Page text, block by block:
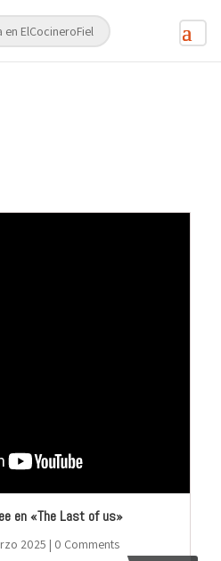
en «The Last of us»
2025 | 0 Comments